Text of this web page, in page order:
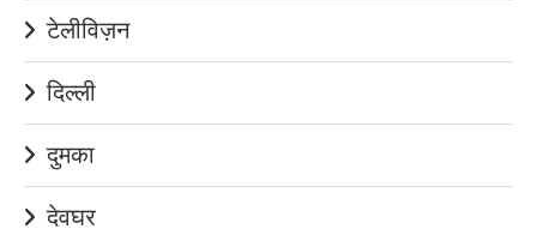
टेलीविज़न
दिल्ली
दुमका
देवघर